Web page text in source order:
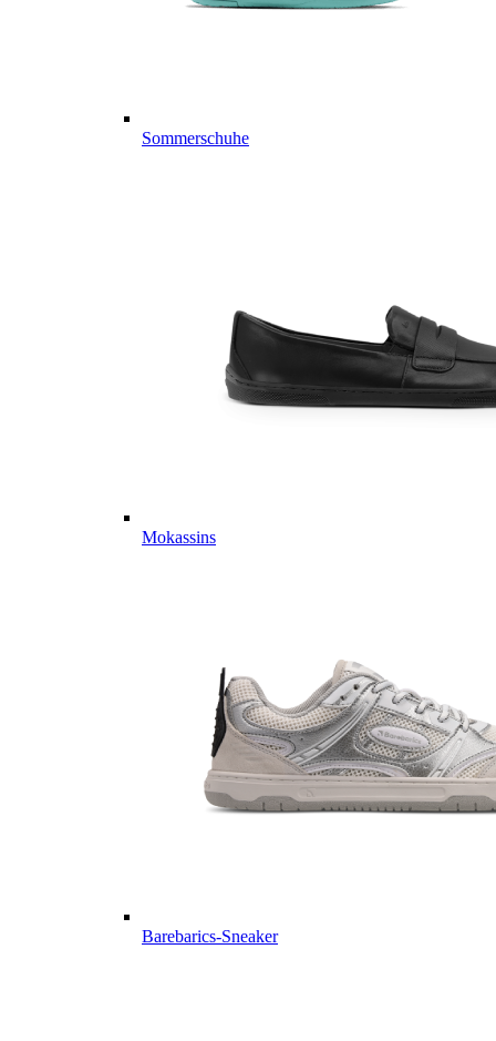
Sommerschuhe
Mokassins
Barebarics-Sneaker